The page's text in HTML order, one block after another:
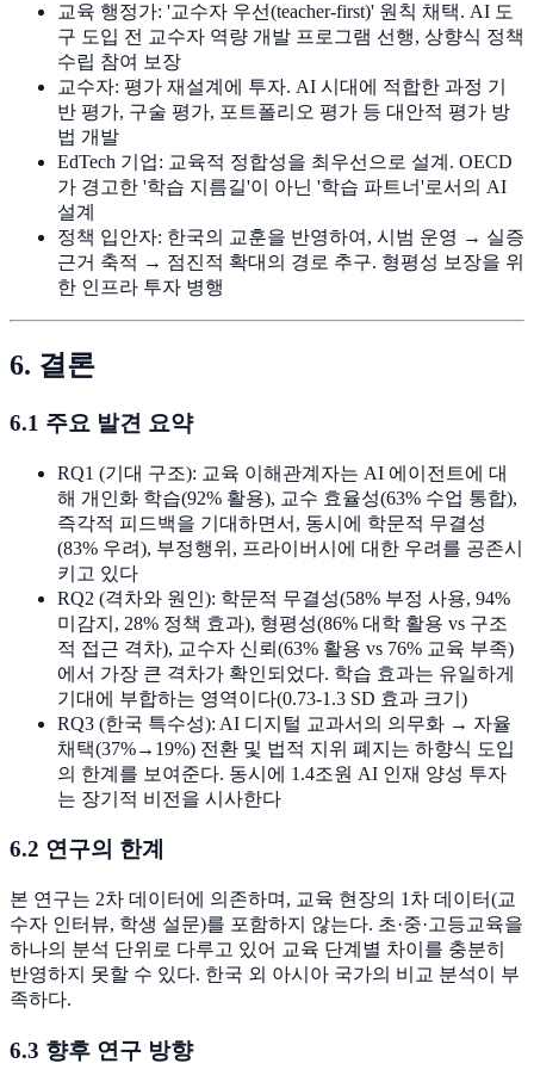
교육 행정가: '교수자 우선(teacher-first)' 원칙 채택. AI 도
구 도입 전 교수자 역량 개발 프로그램 선행, 상향식 정책
수립 참여 보장
교수자: 평가 재설계에 투자. AI 시대에 적합한 과정 기
반 평가, 구술 평가, 포트폴리오 평가 등 대안적 평가 방
법 개발
EdTech 기업: 교육적 정합성을 최우선으로 설계. OECD
가 경고한 '학습 지름길'이 아닌 '학습 파트너'로서의 AI
설계
정책 입안자: 한국의 교훈을 반영하여, 시범 운영 → 실증
근거 축적 → 점진적 확대의 경로 추구. 형평성 보장을 위
한 인프라 투자 병행
6. 결론
6.1 주요 발견 요약
RQ1 (기대 구조): 교육 이해관계자는 AI 에이전트에 대
해 개인화 학습(92% 활용), 교수 효율성(63% 수업 통합),
즉각적 피드백을 기대하면서, 동시에 학문적 무결성
(83% 우려), 부정행위, 프라이버시에 대한 우려를 공존시
키고 있다
RQ2 (격차와 원인): 학문적 무결성(58% 부정 사용, 94%
미감지, 28% 정책 효과), 형평성(86% 대학 활용 vs 구조
적 접근 격차), 교수자 신뢰(63% 활용 vs 76% 교육 부족)
에서 가장 큰 격차가 확인되었다. 학습 효과는 유일하게
기대에 부합하는 영역이다(0.73-1.3 SD 효과 크기)
RQ3 (한국 특수성): AI 디지털 교과서의 의무화 → 자율
채택(37%→19%) 전환 및 법적 지위 폐지는 하향식 도입
의 한계를 보여준다. 동시에 1.4조원 AI 인재 양성 투자
는 장기적 비전을 시사한다
6.2 연구의 한계
본 연구는 2차 데이터에 의존하며, 교육 현장의 1차 데이터(교
수자 인터뷰, 학생 설문)를 포함하지 않는다. 초·중·고등교육을
하나의 분석 단위로 다루고 있어 교육 단계별 차이를 충분히
반영하지 못할 수 있다. 한국 외 아시아 국가의 비교 분석이 부
족하다.
6.3 향후 연구 방향